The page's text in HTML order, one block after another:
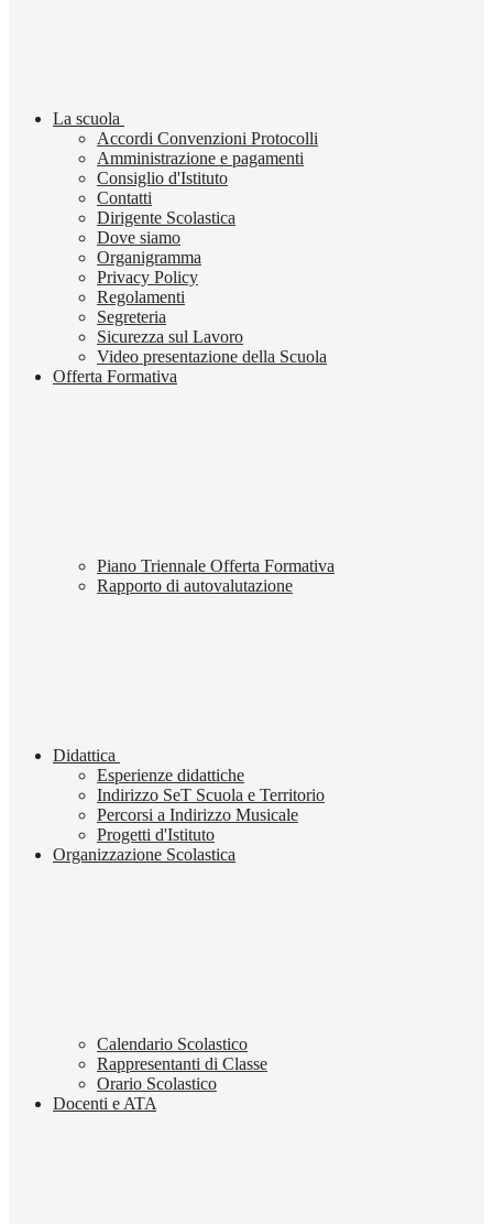
La scuola
Accordi Convenzioni Protocolli
Amministrazione e pagamenti
Consiglio d'Istituto
Contatti
Dirigente Scolastica
Dove siamo
Organigramma
Privacy Policy
Regolamenti
Segreteria
Sicurezza sul Lavoro
Video presentazione della Scuola
Offerta Formativa
Piano Triennale Offerta Formativa
Rapporto di autovalutazione
Didattica
Esperienze didattiche
Indirizzo SeT Scuola e Territorio
Percorsi a Indirizzo Musicale
Progetti d'Istituto
Organizzazione Scolastica
Calendario Scolastico
Rappresentanti di Classe
Orario Scolastico
Docenti e ATA